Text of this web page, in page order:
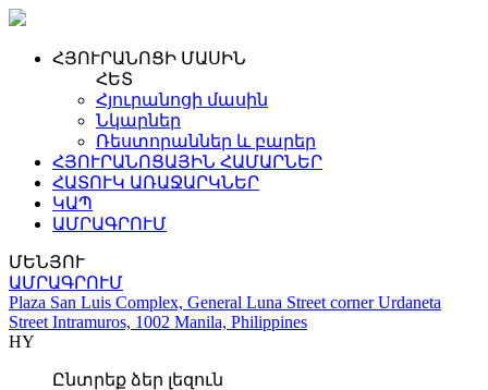
ՀՅՈՒՐԱՆՈՑԻ ՄԱՍԻՆ
ՀԵՏ
Հյուրանոցի մասին
Նկարներ
Ռեստորաններ և բարեր
ՀՅՈՒՐԱՆՈՑԱՅԻՆ ՀԱՄԱՐՆԵՐ
ՀԱՏՈՒԿ ԱՌԱՋԱՐԿՆԵՐ
ԿԱՊ
ԱՄՐԱԳՐՈՒՄ
ՄԵՆՅՈՒ
ԱՄՐԱԳՐՈՒՄ
Plaza San Luis Complex, General Luna Street corner Urdaneta
Street Intramuros, 1002 Manila, Philippines
HY
Ընտրեք ձեր լեզուն